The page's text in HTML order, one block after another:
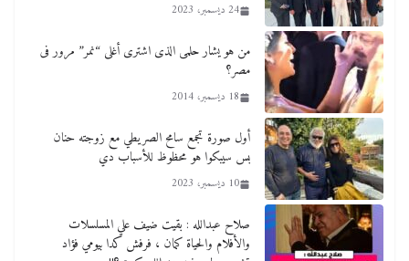
24 ديسمبر، 2023
من هو يشار حلمى الذى اشترى أغلى “نمر” مرور فى
مصر؟
18 ديسمبر، 2014
أول صورة تجمع سامح الصريطي مع زوجته حنان
بس سيبكوا هو محظوظ للأسباب دي
10 ديسمبر، 2023
صلاح عبدالله : بقيت ضيف علي المسلسلات
والأفلام والحياة كمان ، فرفش كدا بيومي فؤاد